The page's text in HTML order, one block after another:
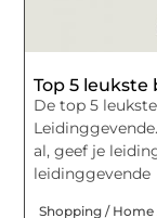
Top 5 leukste
De top 5
al, geef je
leidinggevende
Shopping / Home